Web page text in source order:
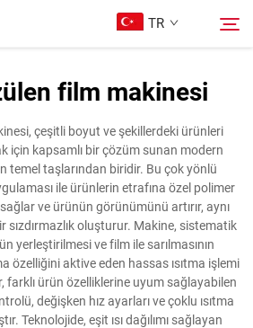
TR
Arama
film makinesi
çeşitli boyut ve şekillerdeki ürünleri
için kapsamlı bir çözüm sunan modern
temel taşlarından biridir. Bu çok yönlü
ile ürünlerin etrafına özel polimer
ve ürünün görünümünü artırır, aynı
oluşturur. Makine, sistematik
yerleştirilmesi ve film ile sarılmasının
özelliğini aktive eden hassas ısıtma işlemi
farklı ürün özelliklerine uyum sağlayabilen
değişken hız ayarları ve çoklu ısıtma
Teknolojide, eşit ısı dağılımı sağlayan